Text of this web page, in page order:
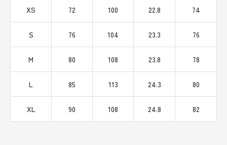
XS 72 100 22.8 74
S 76 104 23.3 76
M 80 108 23.8 78
L 85 113 24.3 80
XL 90 108 24.8 82